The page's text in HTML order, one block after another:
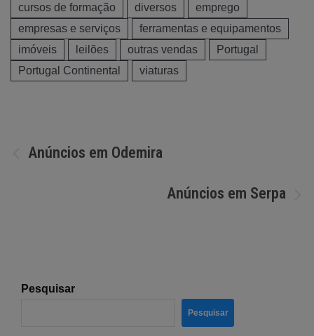
cursos de formação
diversos
emprego
empresas e serviços
ferramentas e equipamentos
imóveis
leilões outras vendas
Portugal
Portugal Continental
viaturas
Navegação
Anúncios em Odemira
Anúncios em Serpa
Pesquisar
Pesquisar